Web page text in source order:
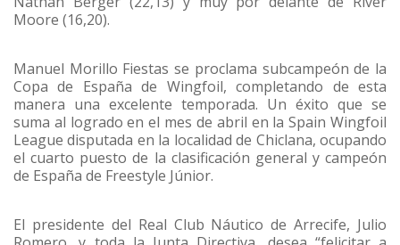
Moore (16,20).
Manuel Morillo Fiestas se proclama subcampeón de la
Copa de España de Wingfoil, completando de esta
manera una excelente temporada. Un éxito que se
suma al logrado en el mes de abril en la Spain Wingfoil
League disputada en la localidad de Chiclana, ocupando
el cuarto puesto de la clasificación general y campeón
de España de Freestyle Júnior.
El presidente del Real Club Náutico de Arrecife, Julio